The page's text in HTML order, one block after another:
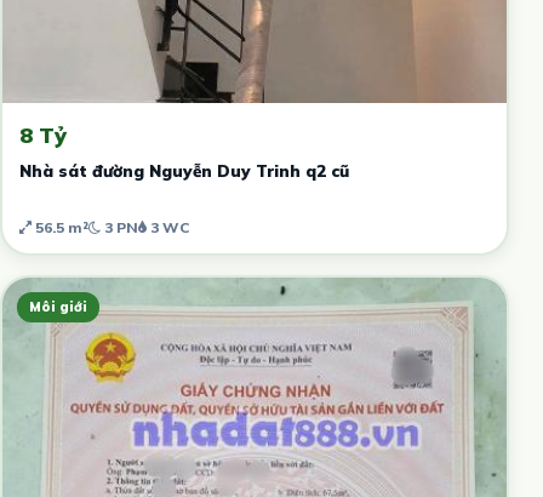
8 Tỷ
Nhà sát đường Nguyễn Duy Trinh q2 cũ
56.5 m² 3 PN 3 WC
Môi giới